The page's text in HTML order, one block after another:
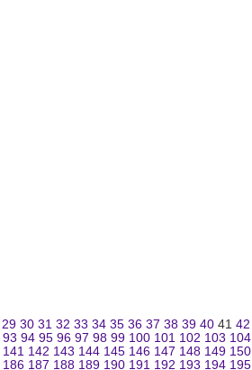
29 30 31 32 33 34 35 36 37 38 39 40 41 42
93 94 95 96 97 98 99 100 101 102 103 104
141 142 143 144 145 146 147 148 149 150
186 187 188 189 190 191 192 193 194 195